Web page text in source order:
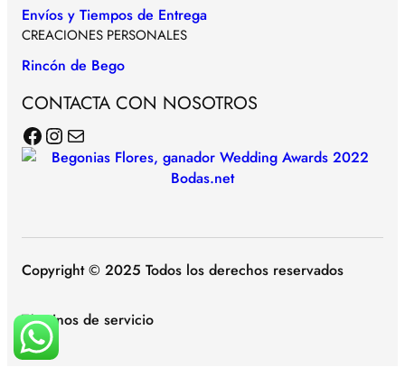
Envíos y Tiempos de Entrega
CREACIONES PERSONALES
Rincón de Bego
CONTACTA CON NOSOTROS
Facebook Instagram Correo electrónico
Copyright © 2025 Todos los derechos reservados
Términos de servicio